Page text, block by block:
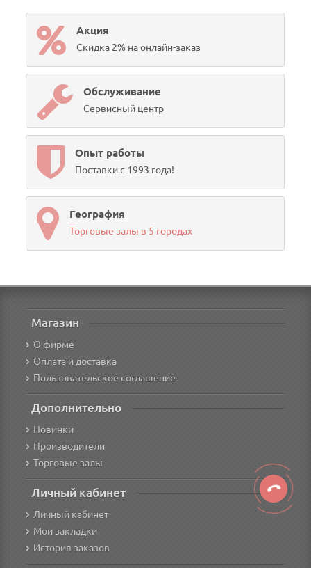
Акция
Скидка 2% на онлайн-заказ
Обслуживание
Сервисный центр
Опыт работы
Поставки с 1993 года!
География
Торговые залы в 5 городах
Магазин
О фирме
Оплата и доставка
Пользовательское соглашение
Дополнительно
Новинки
Производители
Торговые залы
Личный кабинет
Личный кабинет
Мои закладки
История заказов